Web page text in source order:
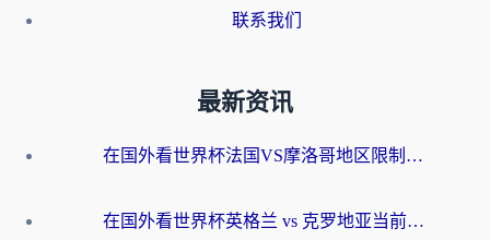
联系我们
最新资讯
在国外看世界杯法国VS摩洛哥地区限制？这篇指南让你流畅看中文解说无压力
在国外看世界杯英格兰 vs 克罗地亚当前地区不可播放？这篇指南帮你搞定所有海外观赛难题